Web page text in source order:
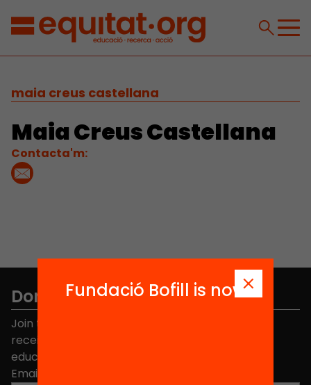
maia creus castellana
Maia Creus Castellana
Contacta'm:
Don't miss anything.
Join the more than 40,000 people who already
receive news about initiatives and projects for
educational change in Catalonia.
Email address
Fundació Bofill is now